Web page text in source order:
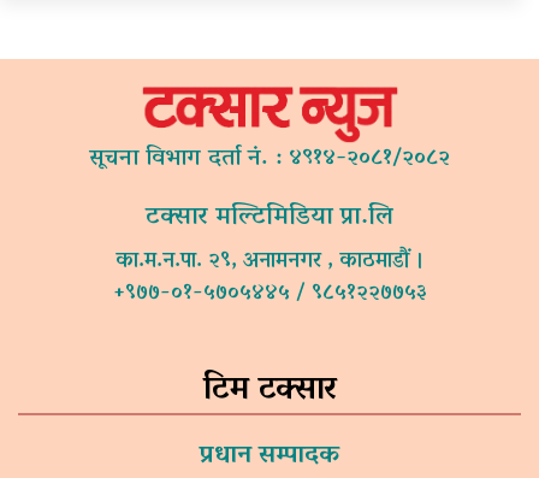
सूचना विभाग दर्ता नं. : ४९१४-२०८१/२०८२
टक्सार मल्टिमिडिया प्रा.लि
का.म.न.पा. २९, अनामनगर , काठमाडौं ।
+९७७-०१-५७०५४४५ / ९८५१२२७७५३
टिम टक्सार
प्रधान सम्पादक